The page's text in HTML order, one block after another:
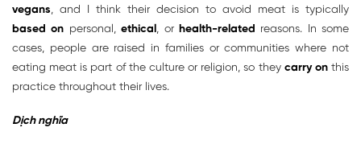
vegans, and I think their decision to avoid meat is typically
based on personal,ethical , or health-related reasons. In some
cases, people are raised in families or communities where not
eating meat is part of the culture or religion, so they carry onthis
practice throughout their lives.
Dịch nghĩa